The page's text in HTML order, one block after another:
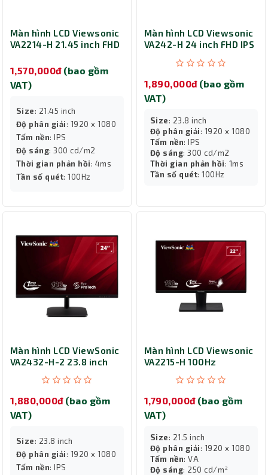
Màn hình LCD Viewsonic
VA2214-H 21.45 inch FHD
1,570,000đ (bao gồm
VAT)
Size: 21.45 inch
Độ phân giải: 1920 x 1080
Tấm nền: IPS
Độ sáng: 300 cd/m2
Thời gian phản hồi: 4ms
Tần số quét: 100Hz
Màn hình LCD Viewsonic
VA242-H 24 inch FHD IPS
1,890,000đ (bao gồm
VAT)
Size: 23.8 inch
Độ phân giải: 1920 x 1080
Tấm nền: IPS
Độ sáng: 300 cd/m2
Thời gian phản hồi: 1ms
Tần số quét: 100Hz
Màn hình LCD ViewSonic
VA2432-H-2 23.8 inch
1,880,000đ (bao gồm
VAT)
Size: 23.8 inch
Độ phân giải: 1920 x 1080
Tấm nền: IPS
Màn hình LCD Viewsonic
VA2215-H 100Hz
1,790,000đ (bao gồm
VAT)
Size: 21.5 inch
Độ phân giải: 1920 x 1080
Tấm nền: VA
Độ sáng: 250 cd/m²